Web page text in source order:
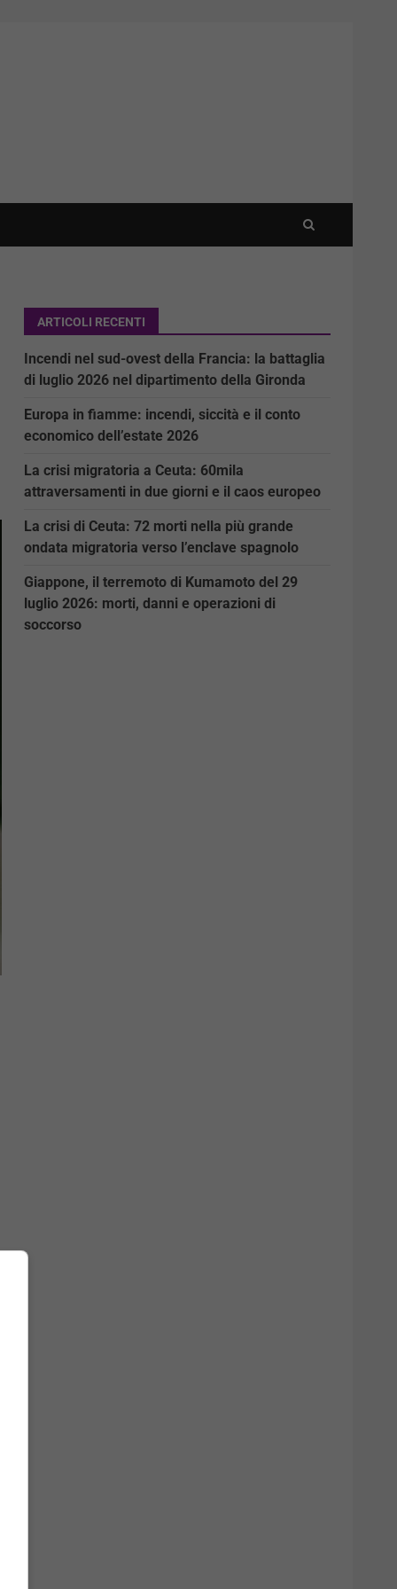
ARTICOLI RECENTI
Incendi nel sud-ovest della Francia: la battaglia
di luglio 2026 nel dipartimento della Gironda
Europa in fiamme: incendi, siccità e il conto
economico dell’estate 2026
La crisi migratoria a Ceuta: 60mila
attraversamenti in due giorni e il caos europeo
La crisi di Ceuta: 72 morti nella più grande
ondata migratoria verso l’enclave spagnolo
Giappone, il terremoto di Kumamoto del 29
luglio 2026: morti, danni e operazioni di
soccorso